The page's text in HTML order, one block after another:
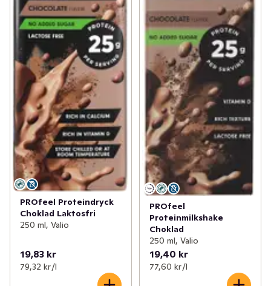
PROfeel Proteindryck
Choklad Laktosfri
250 ml, Valio
19,83 kr
79,32 kr /l
PROfeel
Proteinmilkshake
Choklad
250 ml, Valio
19,40 kr
77,60 kr /l